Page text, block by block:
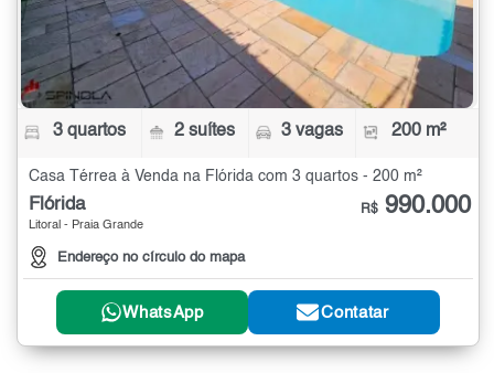
3 quartos 2 suítes 3 vagas 200 m²
Casa Térrea à Venda na Flórida com 3 quartos - 200 m²
Flórida
Litoral - Praia Grande
Endereço no círculo do mapa
R$ 990.000
WhatsApp Contatar